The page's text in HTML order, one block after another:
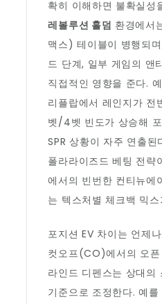
확히 이해하면 불확실성
레볼루션 홀덤 환경에
맥스) 테이블이 병행되
드 단계, 일부 게임의 앤
직접적인 영향을 준다.
리플랍에서 레인지가 전
벳/4벳 빈도가 상승해
SPR 상황이 자주 연출
폴라라이즈드 베팅 전략
에서의 빈번한 컨티뉴
는 텍스처별 체크백 믹
포지션 EV 차이는 언제
컷오프(CO)에서의 오픈
라인드 디펜스는 상대의
기준으로 조정한다. 예